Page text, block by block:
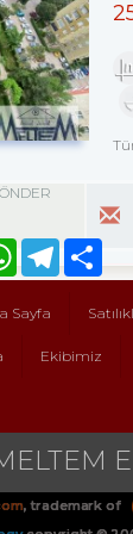
Sayfa
Ekibimiz
WhatsAppTelegram
, trademark of